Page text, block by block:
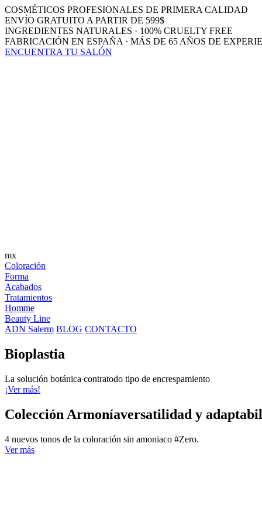
COSMÉTICOS PROFESIONALES DE PRIMERA CALIDAD
ENVÍO GRATUITO A PARTIR DE 599$
INGREDIENTES NATURALES · 100% CRUELTY FREE
FABRICACIÓN EN ESPAÑA · MÁS DE 65 AÑOS DE
ENCUENTRA TU SALÓN
mx
Coloración
Forma
Acabados
Tratamientos
Homme
Beauty Line
ADN Salerm BLOG CONTACTO
Bioplastia
La solución botánica contratodo tipo de encrespamiento
¡Ver más!
Colección Armoníaversatilidad y
4 nuevos tonos de la coloración sin amoniaco #Zero.
Ver más